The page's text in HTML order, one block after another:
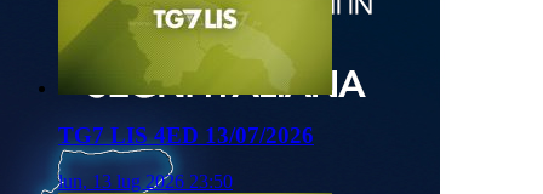
TG7 LIS 4ED 13/07/2026
lun, 13 lug 2026 23:50